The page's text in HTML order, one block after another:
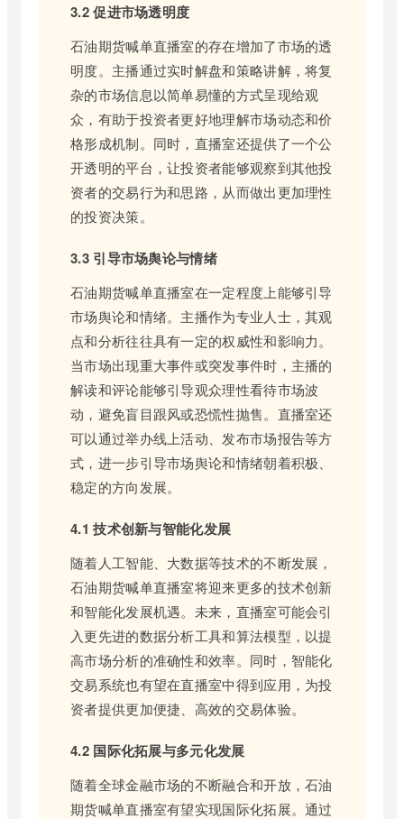
3.2 促进市场透明度
石油期货喊单直播室的存在增加了市场的透
明度。主播通过实时解盘和策略讲解，将复
杂的市场信息以简单易懂的方式呈现给观
众，有助于投资者更好地理解市场动态和价
格形成机制。同时，直播室还提供了一个公
开透明的平台，让投资者能够观察到其他投
资者的交易行为和思路，从而做出更加理性
的投资决策。
3.3 引导市场舆论与情绪
石油期货喊单直播室在一定程度上能够引导
市场舆论和情绪。主播作为专业人士，其观
点和分析往往具有一定的权威性和影响力。
当市场出现重大事件或突发事件时，主播的
解读和评论能够引导观众理性看待市场波
动，避免盲目跟风或恐慌性抛售。直播室还
可以通过举办线上活动、发布市场报告等方
式，进一步引导市场舆论和情绪朝着积极、
稳定的方向发展。
4.1 技术创新与智能化发展
随着人工智能、大数据等技术的不断发展，
石油期货喊单直播室将迎来更多的技术创新
和智能化发展机遇。未来，直播室可能会引
入更先进的数据分析工具和算法模型，以提
高市场分析的准确性和效率。同时，智能化
交易系统也有望在直播室中得到应用，为投
资者提供更加便捷、高效的交易体验。
4.2 国际化拓展与多元化发展
随着全球金融市场的不断融合和开放，石油
期货喊单直播室有望实现国际化拓展。通过